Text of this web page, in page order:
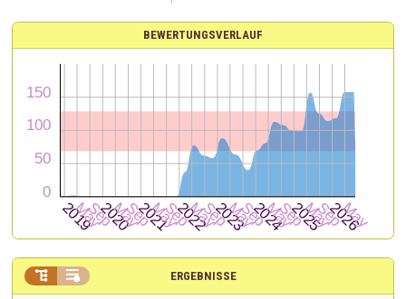
BEWERTUNGSVERLAUF
ERGEBNISSE
 